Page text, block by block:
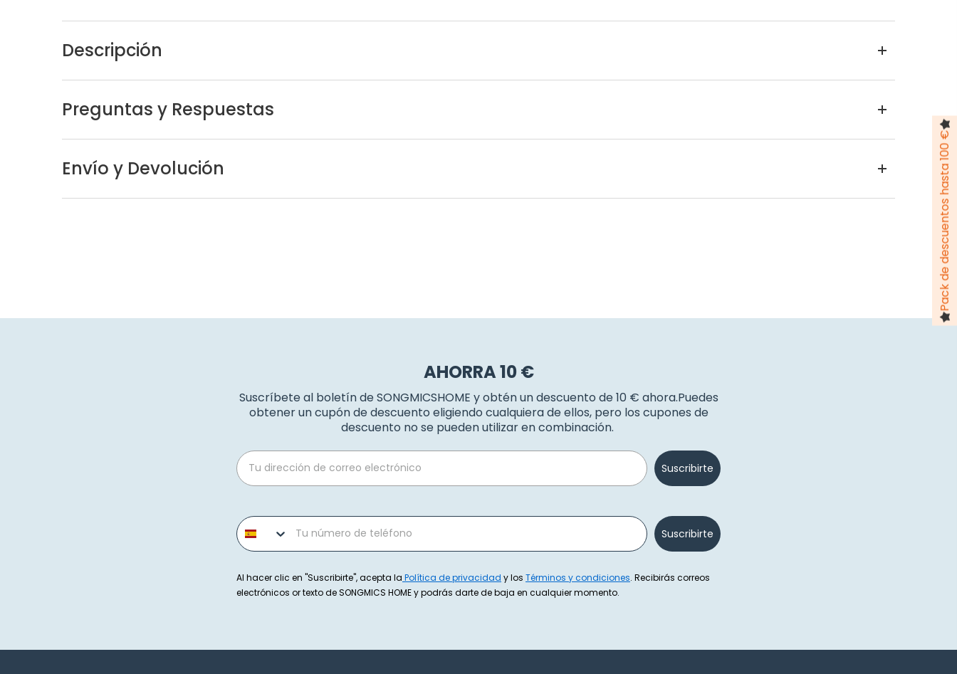
Descripción
Preguntas y Respuestas
Envío y Devolución
AHORRA 10 €
Suscríbete al boletín de SONGMICSHOME y obtén un descuento de 10 € ahora.Puedes
obtener un cupón de descuento eligiendo cualquiera de ellos, pero los cupones de
descuento no se pueden utilizar en combinación.
Email
Suscribirte
Phone number
Suscribirte
Al hacer clic en "Suscribirte", acepta la Política de privacidad y los Términos y condiciones. Recibirás correos
electrónicos or texto de SONGMICS HOME y podrás darte de baja en cualquier momento.
Pack de descuentos hasta 100 €